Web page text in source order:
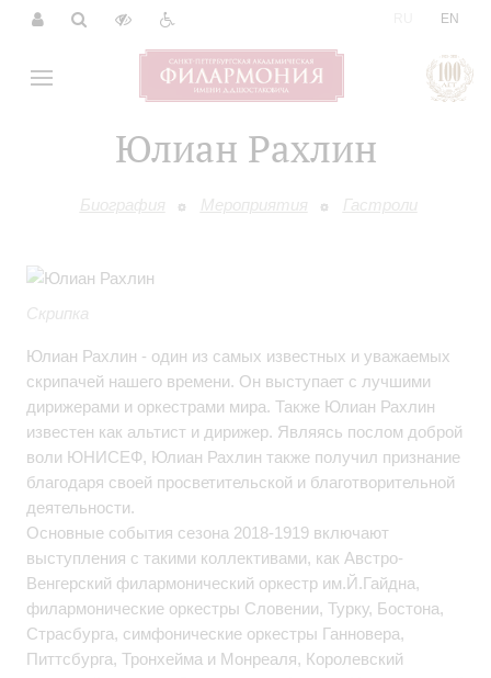
EN
Юлиан Рахлин
Биография Мероприятия Гастроли
Скрипка
Юлиан Рахлин - один из самых известных и уважаемых
скрипачей нашего времени. Он выступает с лучшими
дирижерами и оркестрами мира. Также Юлиан Рахлин
известен как альтист и дирижер. Являясь послом доброй
воли ЮНИСЕФ, Юлиан Рахлин также получил признание
благодаря своей просветительской и благотворительной
деятельности.
Основные события сезона 2018-1919 включают
выступления с такими коллективами, как Австро-
Венгерский филармонический оркестр им.Й.Гайдна,
филармонические оркестры Словении, Турку, Бостона,
Страсбурга, симфонические оркестры Ганновера,
Питтсбурга, Тронхейма и Монреаля, Королевский